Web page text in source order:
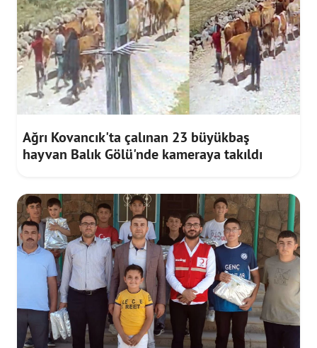
Ağrı Kovancık'ta çalınan 23 büyükbaş
hayvan Balık Gölü'nde kameraya takıldı